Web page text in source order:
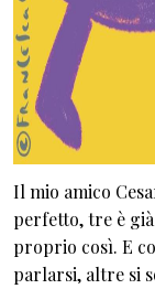
Il mio amico
perfetto, tre è
proprio così. E
parlarsi, altre si